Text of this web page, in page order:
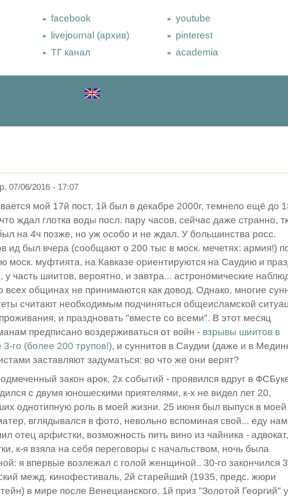
facebook
livejournal (архив)
ТГ канал
youtube
pinterest
academia
07/06/2016 - 17:07
мой 17й пост, 1й был в декабре 2000г, темнело ещё до
ждал глотка воды посл. пару часов, сейчас даже странно,
на 4ч позже, но уж особо и не ждал. У большинства росс.
ид был вчера (сообщают о 200 тыс в моск. мечетях: армия!)
моск. муфтията, на Кавказе ориентируются на Саудию и
у часть шиитов, вероятно, и завтра... астрономические
всех общинах не принимаются как довод. Однако, многие
считают необходимым подчиняться общеисламской
и праздновать "вместе со всеми". В этот месяц
предписано воздерживаться от войн - взрывы шиитов в
3-го (более 200 трупов!), и суннитов в Саудии (даже и в
заставляют задуматься: во что же они верят?
закон арок, 2х событий - проявился вдруг в
с двумя юношескими приятелями, к-х не видел лет 20,
однотипную роль в моей жизни. 25 июня был выпуск в моей
вглядывался в фото, невольно вспоминая свой... еду нам
отец арфистки, возможность пить вино из чайника -
к-я взяла на себя переговоры с начальством, ночь была
я впервые возлежал с голой женщиной.. 30-го закончился
межд. кинофестиваль, 2й старейший (1935, предс. жюри
в мире после Венецианского, 1й приз "Золотой Георгий"